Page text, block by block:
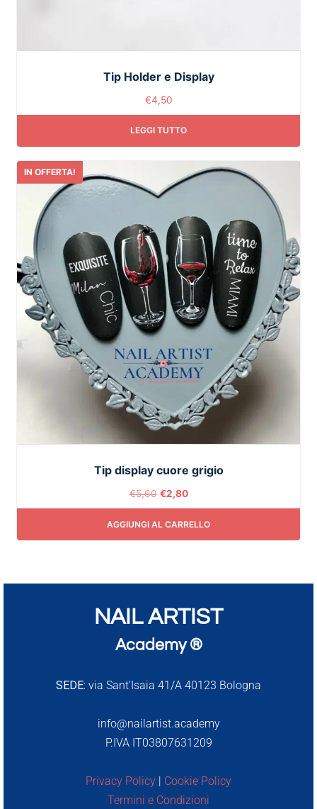
Tip Holder e Display
€4,50
LEGGI TUTTO
IN OFFERTA!
Tip display cuore grigio
€5,60 €2,80
AGGIUNGI AL CARRELLO
NAIL ARTIST
Academy ®
SEDE: via Sant’Isaia 41/A 40123 Bologna
info@nailartist.academy
P.IVA IT03807631209
Privacy Policy | Cookie Policy
Termini e Condizioni